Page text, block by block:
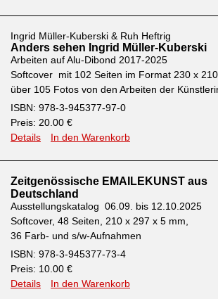
Ingrid Müller-Kuberski & Ruh Heftrig
Anders sehen Ingrid Müller-Kuberski
Arbeiten auf Alu-Dibond 2017-2025
Softcover mit 102 Seiten im Format 230 x
über 105 Fotos von den Arbeiten der
ISBN: 978-3-945377-97-0
Preis: 20.00 €
Details
In den Warenkorb
Zeitgenössische EMAILEKUNST aus
Deutschland
Ausstellungskatalog 06.09. bis 12.10.2025
Softcover, 48 Seiten, 210 x 297 x 5 mm,
36 Farb- und s/w-Aufnahmen
ISBN: 978-3-945377-73-4
Preis: 10.00 €
Details
In den Warenkorb